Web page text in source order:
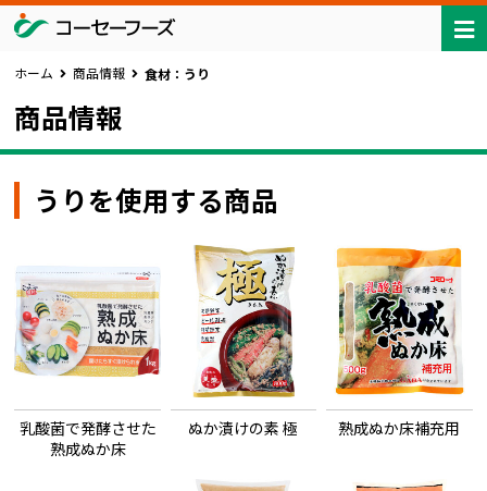
ホーム 商品情報 食材：うり
商品情報
うりを使用する商品
乳酸菌で発酵させた
熟成ぬか床
ぬか漬けの素 極 熟成ぬか床補充用